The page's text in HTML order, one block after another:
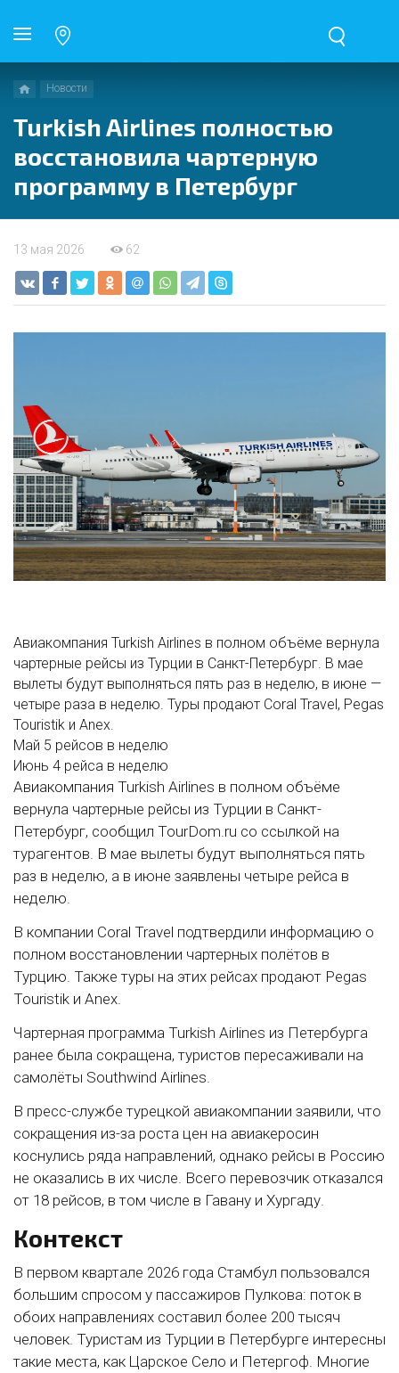
Новости
Turkish Airlines полностью
восстановила чартерную
программу в Петербург
13 мая 2026 62
Авиакомпания Turkish Airlines в полном объёме вернула
чартерные рейсы из Турции в Санкт-Петербург. В мае
вылеты будут выполняться пять раз в неделю, в июне —
четыре раза в неделю. Туры продают Coral Travel, Pegas
Touristik и Anex.
Май 5 рейсов в неделю
Июнь 4 рейса в неделю
Авиакомпания Turkish Airlines в полном объёме
вернула чартерные рейсы из Турции в Санкт-
Петербург, сообщил TourDom.ru со ссылкой на
турагентов. В мае вылеты будут выполняться пять
раз в неделю, а в июне заявлены четыре рейса в
неделю.
В компании Coral Travel подтвердили информацию о
полном восстановлении чартерных полётов в
Турцию. Также туры на этих рейсах продают Pegas
Touristik и Anex.
Чартерная программа Turkish Airlines из Петербурга
ранее была сокращена, туристов пересаживали на
самолёты Southwind Airlines.
В пресс-службе турецкой авиакомпании заявили, что
сокращения из-за роста цен на авиакеросин
коснулись ряда направлений, однако рейсы в Россию
не оказались в их числе. Всего перевозчик отказался
от 18 рейсов, в том числе в Гавану и Хургаду.
Контекст
В первом квартале 2026 года Стамбул пользовался
большим спросом у пассажиров Пулкова: поток в
обоих направлениях составил более 200 тысяч
человек. Туристам из Турции в Петербурге интересны
такие места, как Царское Село и Петергоф. Многие